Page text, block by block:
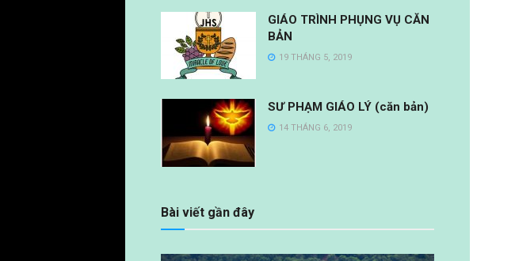
GIÁO TRÌNH PHỤNG VỤ CĂN
BẢN
19 THÁNG 5, 2019
SƯ PHẠM GIÁO LÝ (căn bản)
14 THÁNG 6, 2019
Bài viết gần đây